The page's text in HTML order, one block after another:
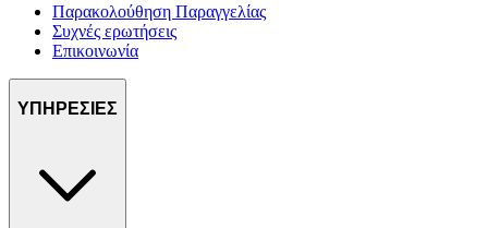
Παρακολούθηση Παραγγελίας
Συχνές ερωτήσεις
Επικοινωνία
ΥΠΗΡΕΣΙΕΣ